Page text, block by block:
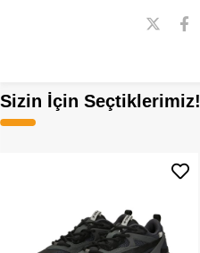
Sizin İçin Seçtiklerimiz!